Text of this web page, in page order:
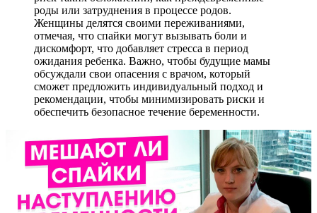
роды или затруднения в процессе родов.
Женщины делятся своими переживаниями,
отмечая, что спайки могут вызывать боли и
дискомфорт, что добавляет стресса в период
ожидания ребенка. Важно, чтобы будущие мамы
обсуждали свои опасения с врачом, который
сможет предложить индивидуальный подход и
рекомендации, чтобы минимизировать риски и
обеспечить безопасное течение беременности.